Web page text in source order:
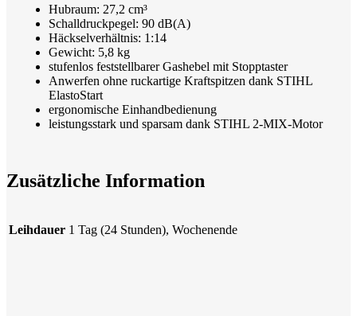
Hubraum: 27,2 cm³
Schalldruckpegel: 90 dB(A)
Häckselverhältnis: 1:14
Gewicht: 5,8 kg
stufenlos feststellbarer Gashebel mit Stopptaster
Anwerfen ohne ruckartige Kraftspitzen dank STIHL
ElastoStart
ergonomische Einhandbedienung
leistungsstark und sparsam dank STIHL 2-MIX-Motor
Zusätzliche Information
Leihdauer 1 Tag (24 Stunden), Wochenende